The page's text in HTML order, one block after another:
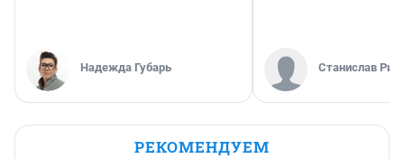
Надежда Губарь Станислав
РЕКОМЕНДУЕМ